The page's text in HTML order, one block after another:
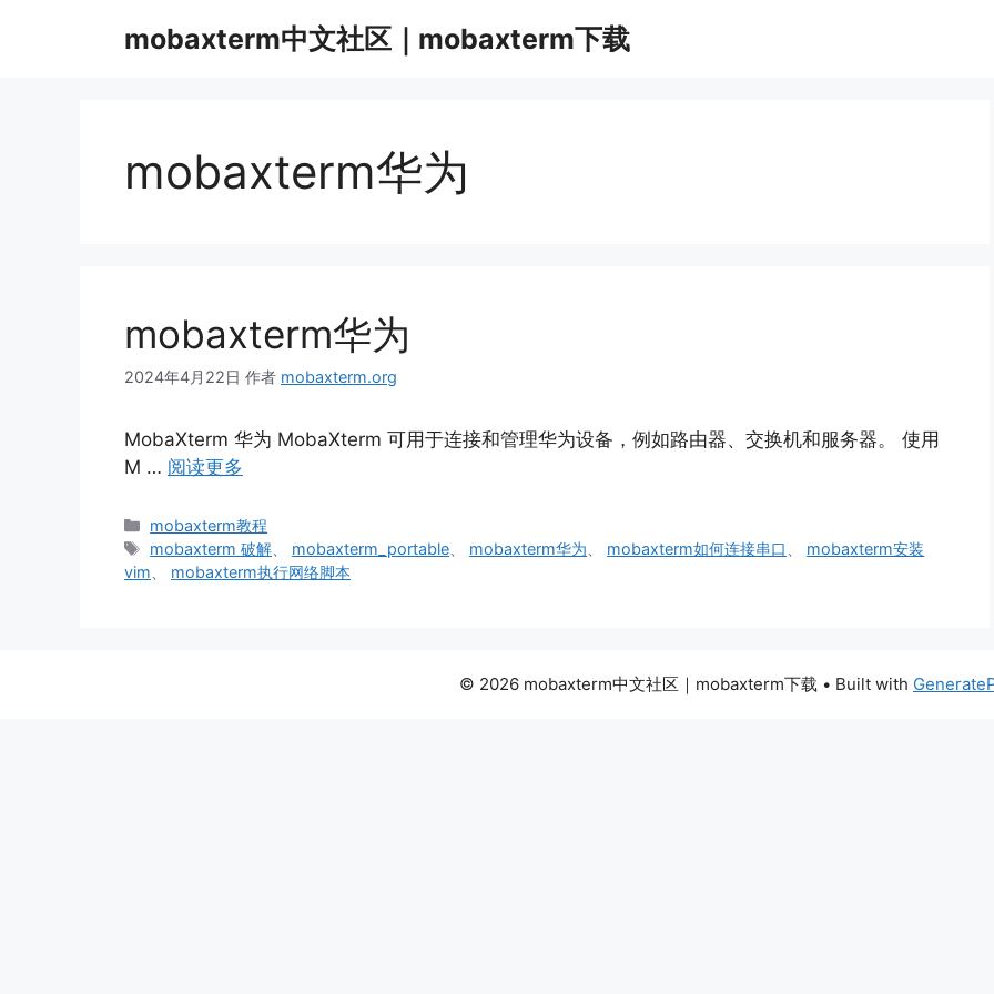
mobaxterm中文社区｜mobaxterm下载
mobaxterm华为
mobaxterm华为
2024年4月22日 作者 mobaxterm.org
MobaXterm 华为 MobaXterm 可用于连接和管理华为设备，例如路由器、交换机和服务器。 使用
M … 阅读更多
分
类
mobaxterm教程
标
签
mobaxterm 破解 mobaxterm_portable mobaxterm华为 mobaxterm如何连接串口
mobaxterm安装
vim
mobaxterm执行网络脚本
© 2026 mobaxterm中文社区｜mobaxterm下载 • Built with